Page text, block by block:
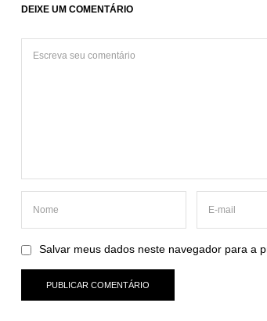
DEIXE UM COMENTÁRIO
Salvar meus dados neste navegador para a